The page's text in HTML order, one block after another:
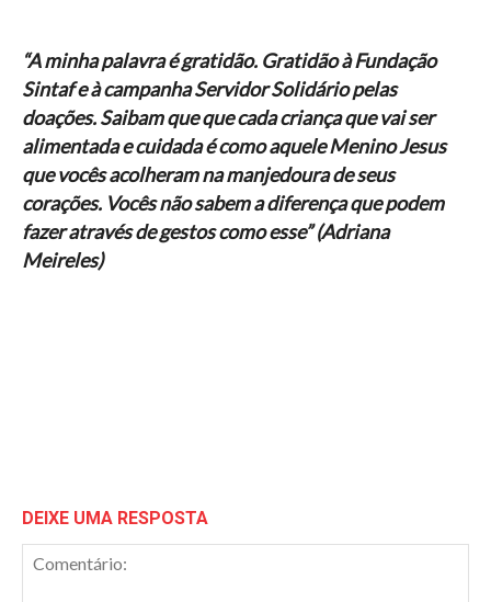
“A minha palavra é gratidão. Gratidão à Fundação
Sintaf e à campanha Servidor Solidário pelas
doações. Saibam que que cada criança que vai ser
alimentada e cuidada é como aquele Menino Jesus
que vocês acolheram na manjedoura de seus
corações. Vocês não sabem a diferença que podem
fazer através de gestos como esse” (Adriana
Meireles)
DEIXE UMA RESPOSTA